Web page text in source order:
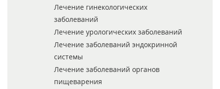
Лечение гинекологических
заболеваний
Лечение урологических заболеваний
Лечение заболеваний эндокринной
системы
Лечение заболеваний органов
пищеварения